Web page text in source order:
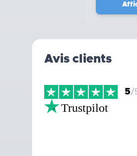
Avis clients
5/
Trustpilot